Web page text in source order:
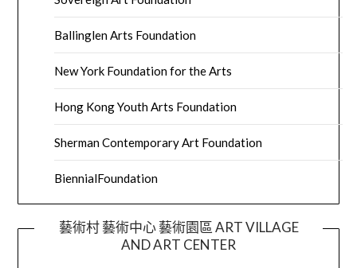
Ballinglen Arts Foundation
New York Foundation for the Arts
Hong Kong Youth Arts Foundation
Sherman Contemporary Art Foundation
BiennialFoundation
藝術村 藝術中心 藝術園區 ART VILLAGE
AND ART CENTER